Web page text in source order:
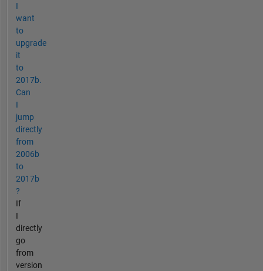
I
want
to
upgrade
it
to
2017b.
Can
I
jump
directly
from
2006b
to
2017b
?
If
I
directly
go
from
version